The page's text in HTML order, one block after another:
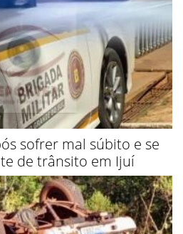
sofrer mal súbito e se
de trânsito em Ijuí